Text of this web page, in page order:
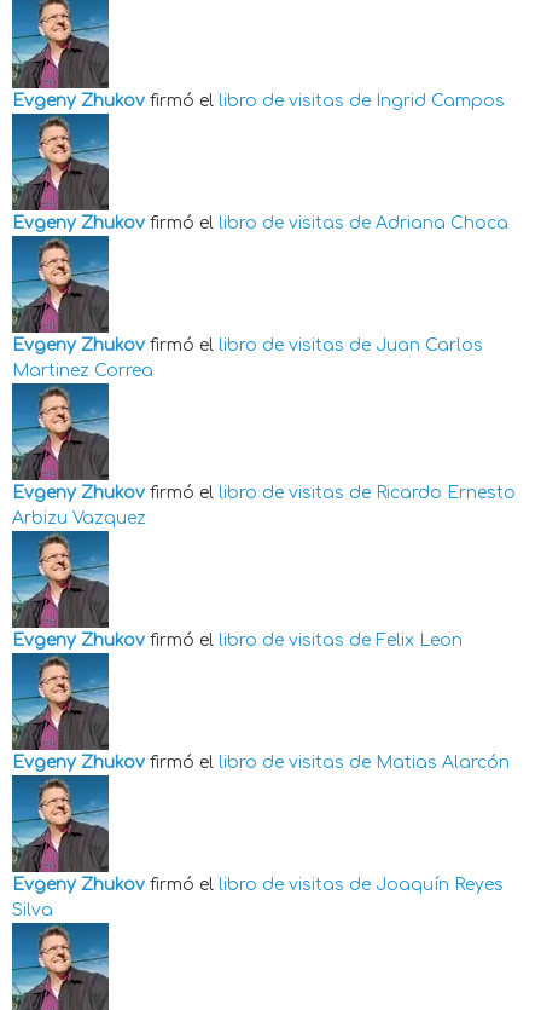
Evgeny Zhukov firmó el libro de visitas de Ingrid Campos
Evgeny Zhukov firmó el libro de visitas de Adriana Choca
Evgeny Zhukov firmó el libro de visitas de Juan Carlos
Martinez Correa
Evgeny Zhukov firmó el libro de visitas de Ricardo Ernesto
Arbizu Vazquez
Evgeny Zhukov firmó el libro de visitas de Felix Leon
Evgeny Zhukov firmó el libro de visitas de Matias Alarcón
Evgeny Zhukov firmó el libro de visitas de Joaquín Reyes
Silva